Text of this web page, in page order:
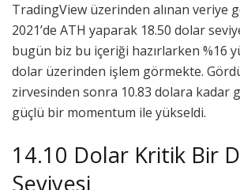
TradingView üzerinden alınan veriye
2021’de ATH yaparak 18.50 dolar
bugün biz bu içeriği hazırlarken %16
dolar üzerinden işlem görmekte.
zirvesinden sonra 10.83 dolara kadar
güçlü bir momentum ile yükseldi.
14.10 Dolar Kritik Bir
Seviyesi